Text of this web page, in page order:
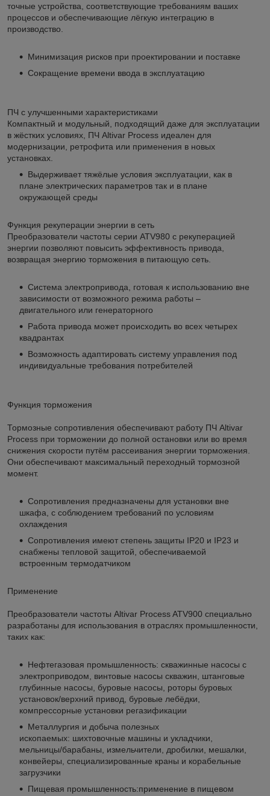
точные устройства, соответствующие требованиям ваших
процессов и обеспечивающие лёгкую интеграцию в
производство.
Минимизация рисков при проектировании и поставке
Сокращение времени ввода в эксплуатацию
ПЧ с улучшенными характеристиками
Компактный и модульный, подходящий даже для эксплуатации
в жёстких условиях, ПЧ Altivar Process идеален для
модернизации, ретрофита или применения в новых
установках.
Выдерживает тяжёлые условия эксплуатации, как в
плане электрических параметров так и в плане
окружающей среды
Функция рекуперации энергии в сеть
Преобразователи частоты серии ATV980 с рекуперацией
энергии позволяют повысить эффективность привода,
возвращая энергию торможения в питающую сеть.
Система электропривода, готовая к использованию вне
зависимости от возможного режима работы –
двигательного или генераторного
Работа привода может происходить во всех четырех
квадрантах
Возможность адаптировать систему управления под
индивидуальные требования потребителей
Функция торможения
Тормозные сопротивления обеспечивают работу ПЧ Altivar
Process при торможении до полной остановки или во время
снижения скорости путём рассеивания энергии торможения.
Они обеспечивают максимальный переходный тормозной
момент.
Сопротивления предназначены для установки вне
шкафа, с соблюдением требований по условиям
охлаждения
Сопротивления имеют степень защиты IP20 и IP23 и
снабжены тепловой защитой, обеспечиваемой
встроенным термодатчиком
Применение
Преобразователи частоты Altivar Process ATV900 специально
разработаны для использования в отраслях промышленности,
таких как:
Нефтегазовая промышленность: скважинные насосы с
электроприводом, винтовые насосы скважин, штанговые
глубинные насосы, буровые насосы, роторы буровых
установок/верхний привод, буровые лебёдки,
компрессорные установки регазификации
Металлургия и добыча полезных
ископаемых: шихтовочные машины и укладчики,
мельницы/барабаны, измельчители, дробилки, мешалки,
конвейеры, специализированные краны и корабельные
загрузчики
Пищевая промышленность:применение в пищевом